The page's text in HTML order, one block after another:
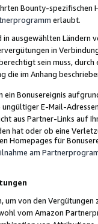
Bounty-spezifischen
erlaubt.
in ausgewählten Ländern
in
sein muss,
die im Anhang
Bonusereignis
E-Mail-
aus Partner-Links auf
hat oder ob eine
Homepages für
am
von den
vom Amazon